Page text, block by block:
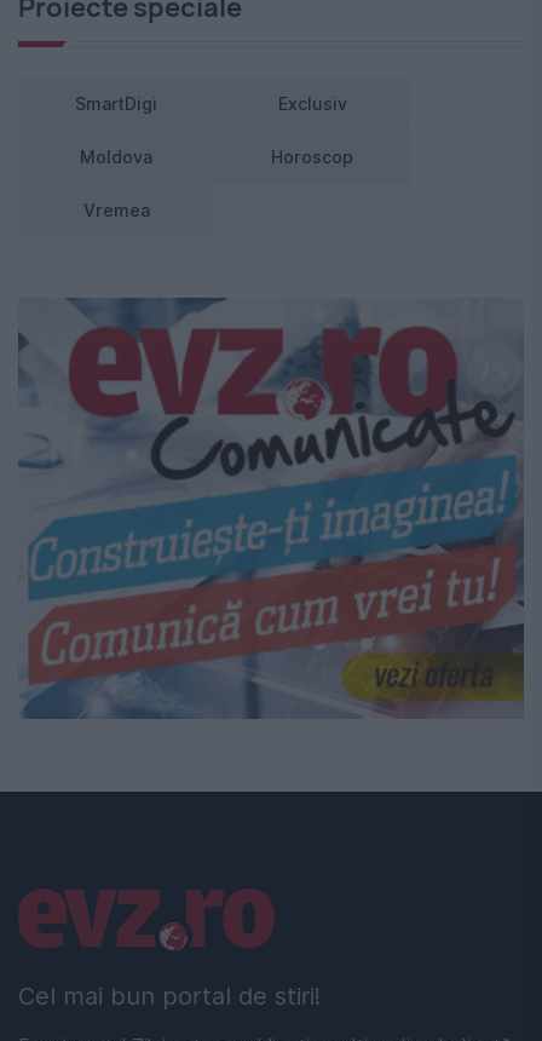
Proiecte speciale
SmartDigi Exclusiv
Moldova Horoscop
Vremea
Cel mai bun portal de stiri!
Linkuri utile